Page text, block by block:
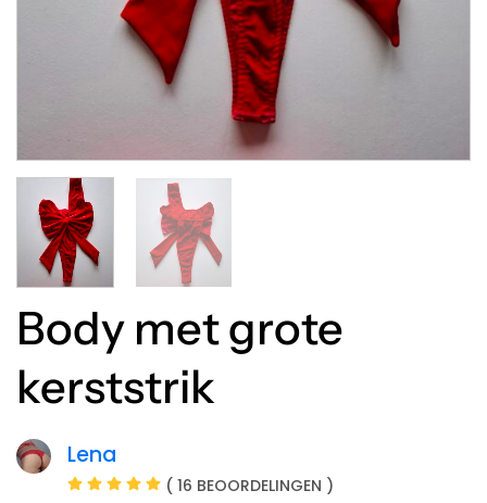
Body met grote
kerststrik
Lena
( 16 BEOORDELINGEN )